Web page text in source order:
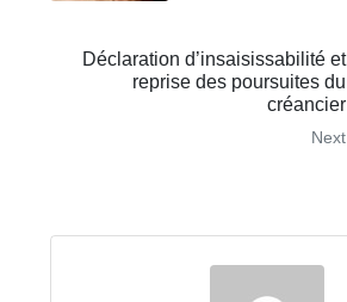
Déclaration d’insaisissabilité et
reprise des poursuites du
créancier
Next